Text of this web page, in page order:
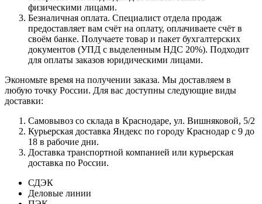
физическими лицами.
Безналичная оплата. Специалист отдела продаж
предоставляет вам счёт на оплату, оплачиваете счёт в
своём банке. Получаете товар и пакет бухгалтерских
документов (УПД с выделенным НДС 20%). Подходит
для оплаты заказов юридическими лицами.
Экономьте время на получении заказа. Мы доставляем в
любую точку России. Для вас доступны следующие виды
доставки:
Самовывоз со склада в Краснодаре, ул. Вишняковой, 5/2
Курьерская доставка Яндекс по городу Краснодар с 9 до
18 в рабочие дни.
Доставка транспортной компанией или курьерская
доставка по России.
СДЭК
Деловые линии